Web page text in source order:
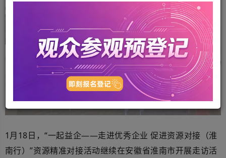
1月 18日，“一起益企——走进优秀企业 促进资源对接（淮
南行）”资源精准对接活动继续在安徽省淮南市开展走访活